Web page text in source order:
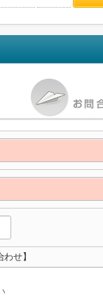
せ】